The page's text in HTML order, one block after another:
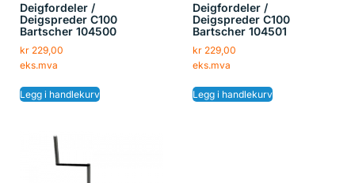
Deigfordeler /
Deigspreder C100
Bartscher 104500
kr 229,00
eks.mva
Legg i handlekurv
Deigfordeler /
Deigspreder C100
Bartscher 104501
kr229,00
eks.mva
Legg i handlekurv